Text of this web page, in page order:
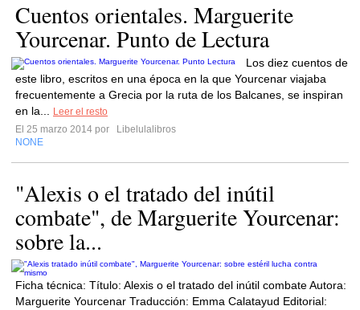
Cuentos orientales. Marguerite
Yourcenar. Punto de Lectura
Los diez cuentos de
este libro, escritos en una época en la que Yourcenar viajaba
frecuentemente a Grecia por la ruta de los Balcanes, se inspiran
en la...
Leer el resto
El 25 marzo 2014 por
Libelulalibros
NONE
"Alexis o el tratado del inútil
combate", de Marguerite Yourcenar:
sobre la...
Ficha técnica: Título: Alexis o el tratado del inútil combate Autora:
Marguerite Yourcenar Traducción: Emma Calatayud Editorial: